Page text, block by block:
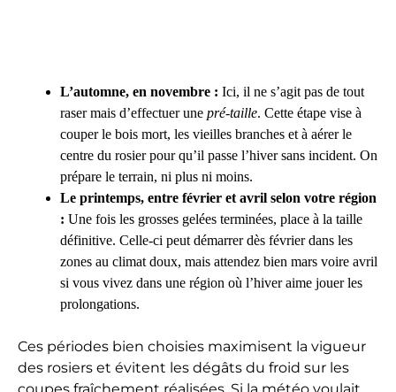
L’automne, en novembre : Ici, il ne s’agit pas de tout
raser mais d’effectuer une pré-taille. Cette étape vise à
couper le bois mort, les vieilles branches et à aérer le
centre du rosier pour qu’il passe l’hiver sans incident. On
prépare le terrain, ni plus ni moins.
Le printemps, entre février et avril selon votre région
: Une fois les grosses gelées terminées, place à la taille
définitive. Celle-ci peut démarrer dès février dans les
zones au climat doux, mais attendez bien mars voire avril
si vous vivez dans une région où l’hiver aime jouer les
prolongations.
Ces périodes bien choisies maximisent la vigueur
des rosiers et évitent les dégâts du froid sur les